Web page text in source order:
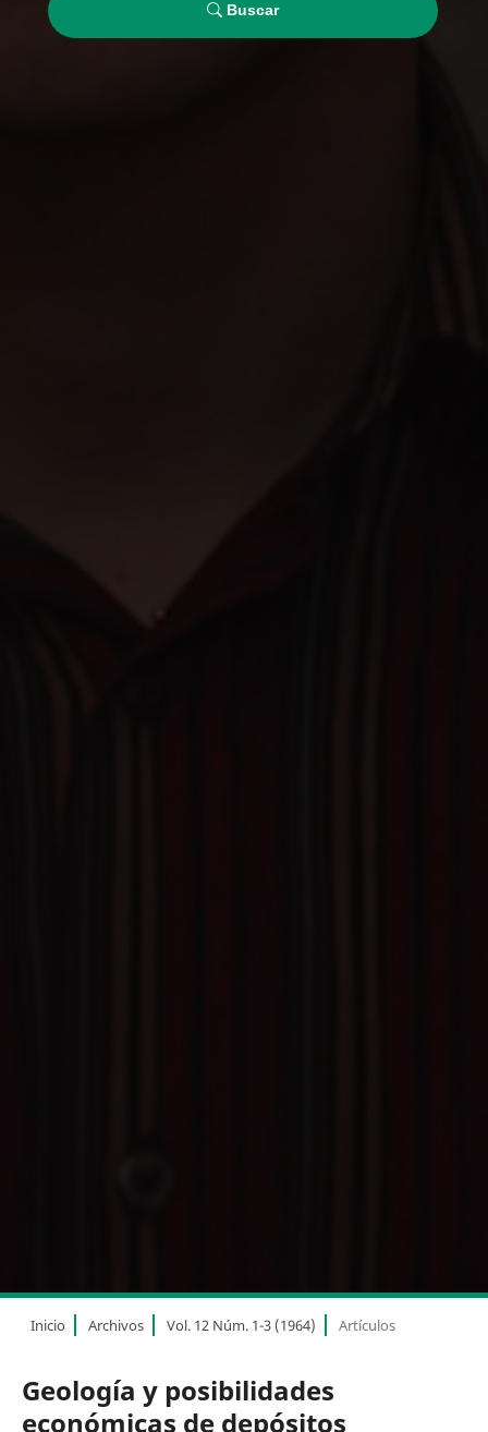
Buscar
Inicio Archivos Vol. 12 Núm. 1-3 (1964) Artículos
Geología y posibilidades
económicas de depósitos